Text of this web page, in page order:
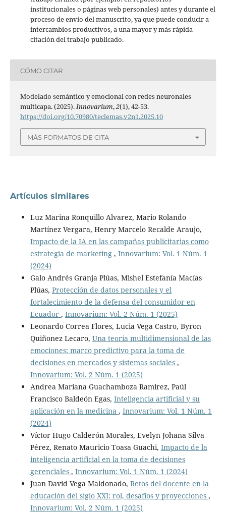
institucionales o páginas web personales) antes y durante el
proceso de envío del manuscrito, ya que puede conducir a
intercambios productivos, a una mayor y más rápida
citación del trabajo publicado.
CÓMO CITAR
Modelado semántico y emocional con redes neuronales
multicapa. (2025).Innovarium,2(1), 42-53.
https://doi.org/10.70980/teclemas.v2n1.2025.10
MÁS FORMATOS DE CITA
Artículos similares
Luz Marina Ronquillo Alvarez, Mario Rolando
Martínez Vergara, Henry Marcelo Recalde Araujo,
Impacto de la IA en las campañas publicitarias como
estrategia de marketing , Innovarium: Vol. 1 Núm. 1
(2024)
Galo Andrés Granja Plúas, Mishel Estefanía Macías
Plúas, Protección de datos personales y el
fortalecimiento de la defensa del consumidor en
Ecuador , Innovarium: Vol. 2 Núm. 1 (2025)
Leonardo Correa Flores, Lucia Vega Castro, Byron
Quiñonez Lecaro, Una teoría multidimensional de las
emociones: marco predictivo para la toma de
decisiones en mercados y sistemas sociales ,
Innovarium: Vol. 2 Núm. 1 (2025)
Andrea Mariana Guachamboza Ramirez, Paúl
Francisco Baldeón Egas, Inteligencia artificial y su
aplicación en la medicina , Innovarium: Vol. 1 Núm. 1
(2024)
Víctor Hugo Calderón Morales, Evelyn Johana Silva
Pérez, Renato Mauricio Toasa Guachi, Impacto de la
inteligencia artificial en la toma de decisiones
gerenciales , Innovarium: Vol. 1 Núm. 1 (2024)
Juan David Vega Maldonado, Retos del docente en la
educación del siglo XXI: rol, desafíos y proyecciones ,
Innovarium: Vol. 2 Núm. 1 (2025)